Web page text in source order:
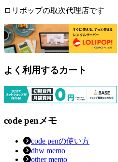
ロリポップの取次代理店です
よく利用するカート
code penメモ
code penの使い方
dhw memo
other memo